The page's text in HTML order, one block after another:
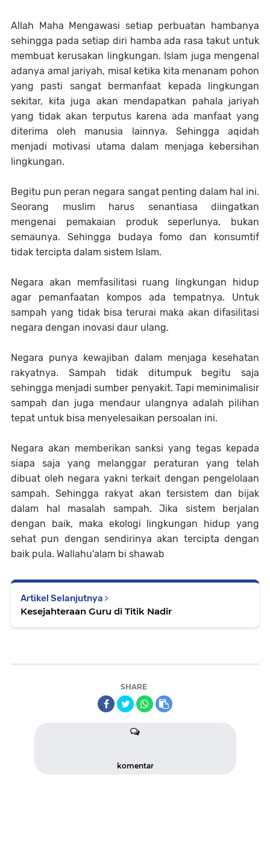
Allah Maha Mengawasi setiap perbuatan hambanya
sehingga pada setiap diri hamba ada rasa takut untuk
membuat kerusakan lingkungan. Islam juga mengenal
adanya amal jariyah, misal ketika kita menanam pohon
yang pasti sangat bermanfaat kepada lingkungan
sekitar, kita juga akan mendapatkan pahala jariyah
yang tidak akan terputus karena ada manfaat yang
diterima oleh manusia lainnya. Sehingga aqidah
menjadi motivasi utama dalam menjaga kebersihan
lingkungan.
Begitu pun peran negara sangat penting dalam hal ini.
Seorang muslim harus senantiasa diingatkan
mengenai pemakaian produk seperlunya, bukan
semaunya. Sehingga budaya fomo dan konsumtif
tidak tercipta dalam sistem Islam.
Negara akan memfasilitasi ruang lingkungan hidup
agar pemanfaatan kompos ada tempatnya. Untuk
sampah yang tidak bisa terurai maka akan difasilitasi
negara dengan inovasi daur ulang.
Negara punya kewajiban dalam menjaga kesehatan
rakyatnya. Sampah tidak ditumpuk begitu saja
sehingga menjadi sumber penyakit. Tapi meminimalisir
sampah dan juga mendaur ulangnya adalah pilihan
tepat untuk bisa menyelesaikan persoalan ini.
Negara akan memberikan sanksi yang tegas kepada
siapa saja yang melanggar peraturan yang telah
dibuat oleh negara yakni terkait dengan pengelolaan
sampah. Sehingga rakyat akan tersistem dan bijak
dalam hal masalah sampah. Jika sistem berjalan
dengan baik, maka ekologi lingkungan hidup yang
sehat pun dengan sendirinya akan tercipta dengan
baik pula. Wallahu'alam bi shawab
Artikel Selanjutnya
Kesejahteraan Guru di Titik Nadir
SHARE
komentar